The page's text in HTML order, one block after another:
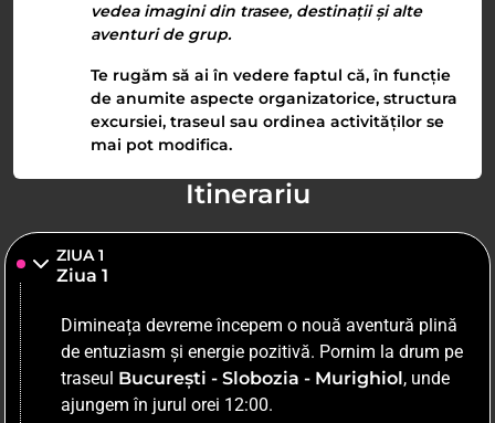
vedea imagini din trasee, destinații și alte
aventuri de grup.
Te rugăm să ai în vedere faptul că, în funcție
de anumite aspecte organizatorice, structura
excursiei, traseul sau ordinea activităților se
mai pot modifica.
Itinerariu
ZIUA 1
Ziua 1
Dimineața devreme începem o nouă aventură plină
de entuziasm și energie pozitivă. Pornim la drum pe
traseul București - Slobozia - Murighiol, unde
ajungem în jurul orei 12:00.